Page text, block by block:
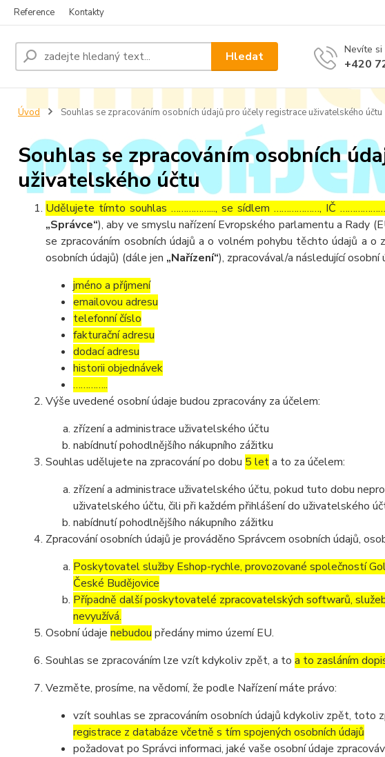
Reference Kontakty
Hledat Nevíte si
+420
Úvod Souhlas se zpracováním osobních údajů pro účely registrace uživatelského účtu
Souhlas se zpracováním osobních
uživatelského účtu
Udělujete tímto souhlas ……………..., se sídlem ………………, IČ
„Správce“), aby ve smyslu nařízení Evropského parlamentu a Rady
se zpracováním osobních údajů a o volném pohybu těchto údajů a o
osobních údajů) (dále jen „Nařízení“), zpracovával/a následující osobní
jméno a příjmení
emailovou adresu
telefonní číslo
fakturační adresu
dodací adresu
historii objednávek
…………..
Výše uvedené osobní údaje budou zpracovány za účelem:
zřízení a administrace uživatelského účtu
nabídnutí pohodlnějšího nákupního zážitku
Souhlas udělujete na zpracování po dobu 5 leta to za účelem:
zřízení a administrace uživatelského účtu, pokud tuto dobu
uživatelského účtu, čili při každém přihlášení do uživatelského
nabídnutí pohodlnějšího nákupního zážitku
Zpracování osobních údajů je prováděno Správcem osobních údajů,
Poskytovatel služby Eshop-rychle, provozované společností
České Budějovice
Případně další poskytovatelé zpracovatelských softwarů,
nevyužívá.
Osobní údaje nebudou předány mimo území EU.
Souhlas se zpracováním lze vzít kdykoliv zpět, a to a to zasláním
Vezměte, prosíme, na vědomí, že podle Nařízení máte právo:
vzít souhlas se zpracováním osobních údajů kdykoliv zpět, toto
registrace z databáze včetně s tím spojených osobních údajů
požadovat po Správci informaci, jaké vaše osobní údaje